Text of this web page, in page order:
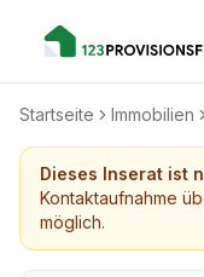
Startseite Immobilien
Dieses Inserat ist
Kontaktaufnahme
möglich.